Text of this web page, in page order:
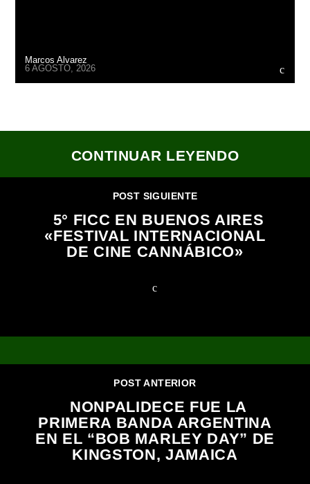
Marcos Alvarez
6 AGOSTO, 2026
CONTINUAR LEYENDO
POST SIGUIENTE
5° FICC EN BUENOS AIRES
«FESTIVAL INTERNACIONAL
DE CINE CANNÁBICO»
POST ANTERIOR
NONPALIDECE FUE LA
PRIMERA BANDA ARGENTINA
EN EL “BOB MARLEY DAY” DE
KINGSTON, JAMAICA